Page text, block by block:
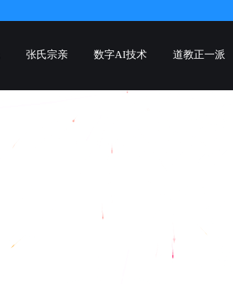
张氏宗亲 数字AI技术 道教正一派